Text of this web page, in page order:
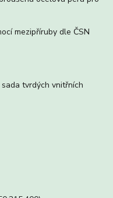
mezipříruby dle ČSN
tvrdých vnitřních